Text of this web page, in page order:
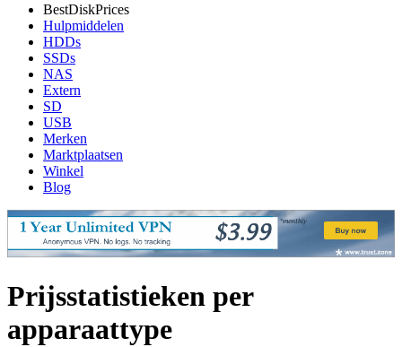
BestDiskPrices
Hulpmiddelen
HDDs
SSDs
NAS
Extern
SD
USB
Merken
Marktplaatsen
Winkel
Blog
Prijsstatistieken per
apparaattype